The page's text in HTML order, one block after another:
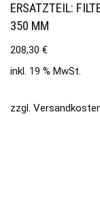
ERSATZTEIL:
350 MM
208,30 €
inkl. 19 % MwSt.
zzgl.